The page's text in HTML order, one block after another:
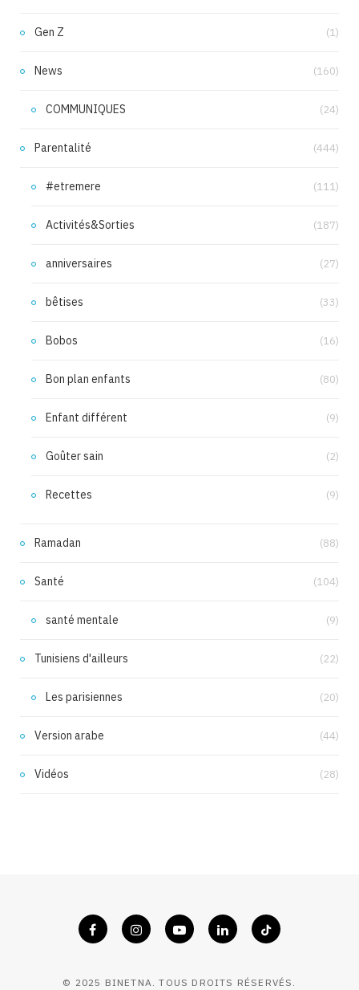
Gen Z (1)
News (160)
COMMUNIQUES (24)
Parentalité (444)
#etremere (111)
Activités&Sorties (187)
anniversaires (27)
bêtises (33)
Bobos (16)
Bon plan enfants (80)
Enfant différent (9)
Goûter sain (2)
Recettes (9)
Ramadan (88)
Santé (104)
santé mentale (9)
Tunisiens d'ailleurs (22)
Les parisiennes (20)
Version arabe (44)
Vidéos (28)
© 2025 BINETNA. TOUS DROITS RÉSERVÉS.